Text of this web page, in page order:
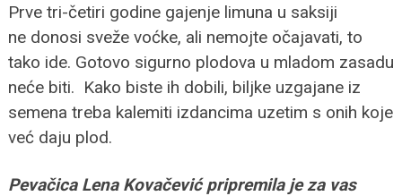
Prve tri-četiri godine gajenje limuna u saksiji
ne donosi sveže voćke, ali nemojte očajavati, to
tako ide. Gotovo sigurno plodova u mladom zasadu
neće biti. Kako biste ih dobili, biljke uzgajane iz
semena treba kalemiti izdancima uzetim s onih koje
već daju plod.
Pevačica Lena Kovačević pripremila je za vas